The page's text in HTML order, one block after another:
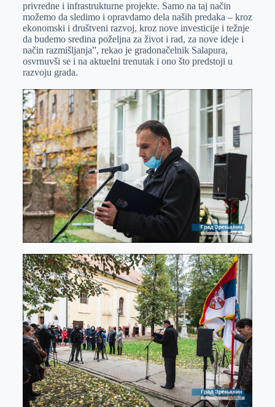
privredne i infrastrukturne projekte. Samo na taj način
možemo da sledimo i opravdamo dela naših predaka – kroz
ekonomski i društveni razvoj, kroz nove investicije i težnje
da budemo sredina poželjna za život i rad, za nove ideje i
način razmišljanja”, rekao je gradonačelnik Salapura,
osvrnuvši se i na aktuelni trenutak i ono što predstoji u
razvoju grada.